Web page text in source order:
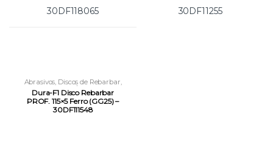
30DF118065 30DF11255
Abrasivos Discos de Rebarbar
Discos Rigidos p/ Rebarbadora
Dura-F1 Disco Rebarbar
PROF. 115×5 Ferro (GG25) –
30DF111548